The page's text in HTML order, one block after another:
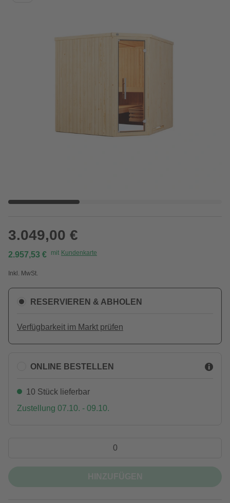
3.049,00 €
2.957,53 € mit Kundenkarte
Inkl. MwSt.
RESERVIEREN & ABHOLEN
Verfügbarkeit im Markt prüfen
ONLINE BESTELLEN
10 Stück lieferbar
Zustellung 07.10. - 09.10.